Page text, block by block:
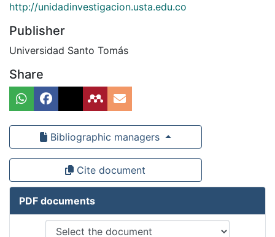
http://unidadinvestigacion.usta.edu.co
Publisher
Universidad Santo Tomás
Share
Bibliographic managers
Cite document
PDF documents